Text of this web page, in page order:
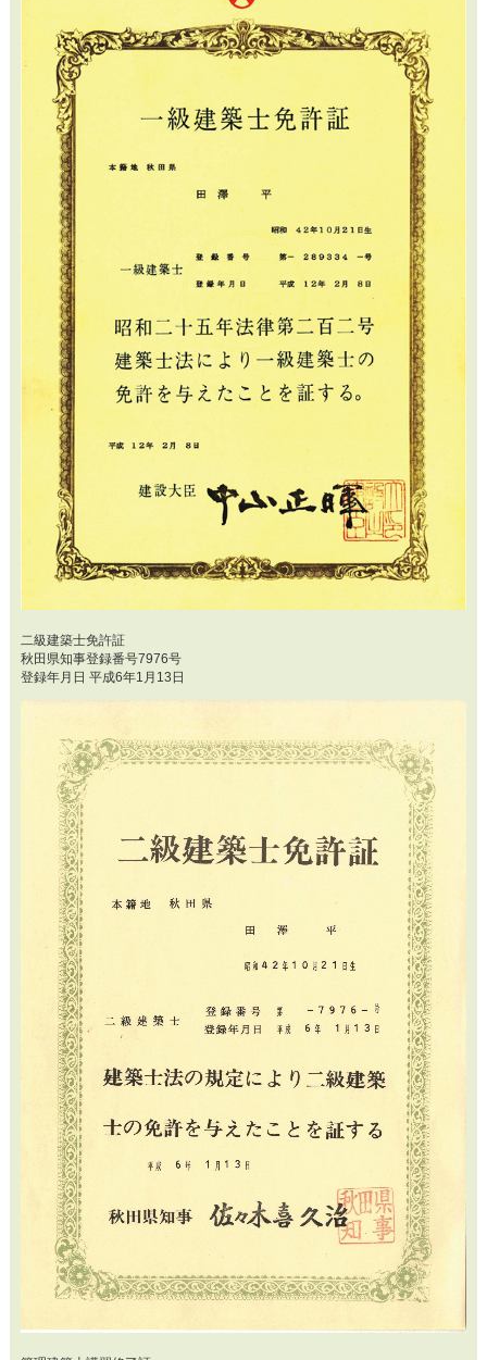
二級建築士免許証
秋田県知事登録番号7976号
登録年月日 平成6年1月13日